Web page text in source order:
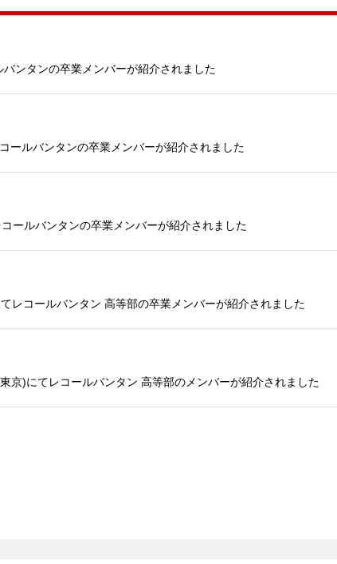
ンタンの卒業メンバーが紹介されました
ールバンタンの卒業メンバーが紹介されました
ールバンタンの卒業メンバーが紹介されました
レコールバンタン 高等部の卒業メンバーが紹介されました
京)にてレコールバンタン 高等部のメンバーが紹介されました